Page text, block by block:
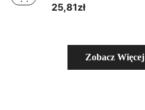
25,81zł
Zobacz Więcej